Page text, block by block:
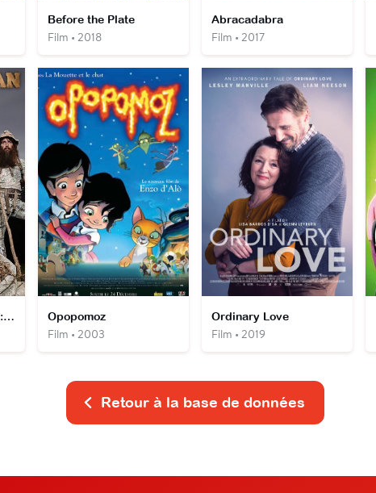
Before the Plate
Film • 2018
Abracadabra
Film • 2017
Appalaches rebelles : la fièvre du ginseng Opopomoz
Film • 2003
Ordinary Love
Film • 2019
Retour à la base de données